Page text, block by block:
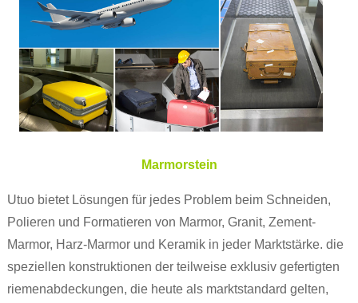
Marmorstein
Utuo bietet Lösungen für jedes Problem beim Schneiden,
Polieren und Formatieren von Marmor, Granit, Zement-
Marmor, Harz-Marmor und Keramik in jeder Marktstärke. die
speziellen konstruktionen der teilweise exklusiv gefertigten
riemenabdeckungen, die heute als marktstandard gelten,